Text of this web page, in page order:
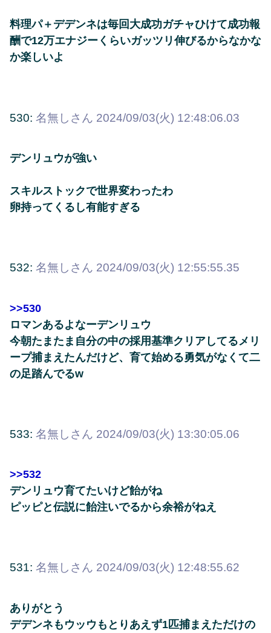
料理パ＋デデンネは毎回大成功ガチャひけて成功報
酬で12万エナジーくらいガッツリ伸びるからなかな
か楽しいよ
530: 名無しさん 2024/09/03(火) 12:48:06.03
デンリュウが強い
スキルストックで世界変わったわ
卵持ってくるし有能すぎる
532: 名無しさん 2024/09/03(火) 12:55:55.35
>>530
ロマンあるよなーデンリュウ
今朝たまたま自分の中の採用基準クリアしてるメリ
ープ捕まえたんだけど、育て始める勇気がなくて二
の足踏んでるw
533: 名無しさん 2024/09/03(火) 13:30:05.06
>>532
デンリュウ育てたいけど飴がね
ピッピと伝説に飴注いでるから余裕がねえ
531: 名無しさん 2024/09/03(火) 12:48:55.62
ありがとう
デデンネもウッウもとりあえず1匹捕まえただけの